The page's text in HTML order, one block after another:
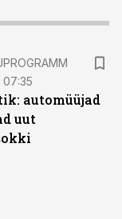
automüüjad
uut